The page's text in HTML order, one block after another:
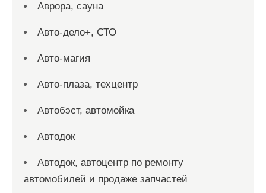
Аврора, сауна
Авто-дело+, СТО
Авто-магия
Авто-плаза, техцентр
Автобэст, автомойка
Автодок
Автодок, автоцентр по ремонту
автомобилей и продаже запчастей